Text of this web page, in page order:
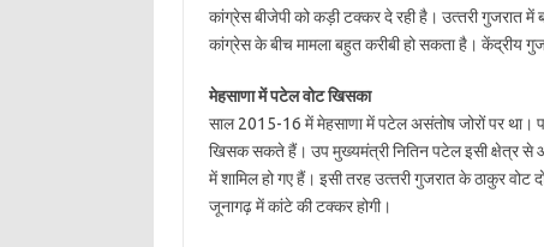
कांग्रेस बीजेपी को कड़ी टक्‍कर दे रही है। उत्‍तरी गुजरात में
कांग्रेस के बीच मामला बहुत करीबी हो सकता है। केंद्रीय
मेहसाणा में पटेल वोट खिसका
साल 2015-16 में मेहसाणा में पटेल असंतोष जोरों पर
खिसक सकते हैं। उप मुख्‍यमंत्री नितिन पटेल इसी क्षेत्र से
में शामिल हो गए हैं। इसी तरह उत्‍तरी गुजरात के ठाकुर वोट
जूनागढ़ में कांटे की टक्‍कर होगी।